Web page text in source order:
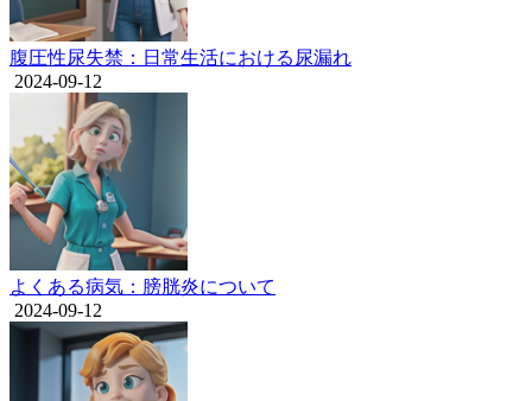
腹圧性尿失禁：日常生活における尿漏れ
2024-09-12
よくある病気：膀胱炎について
2024-09-12